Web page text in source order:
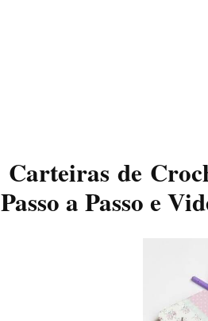
Carteiras de
Passo a Passo e